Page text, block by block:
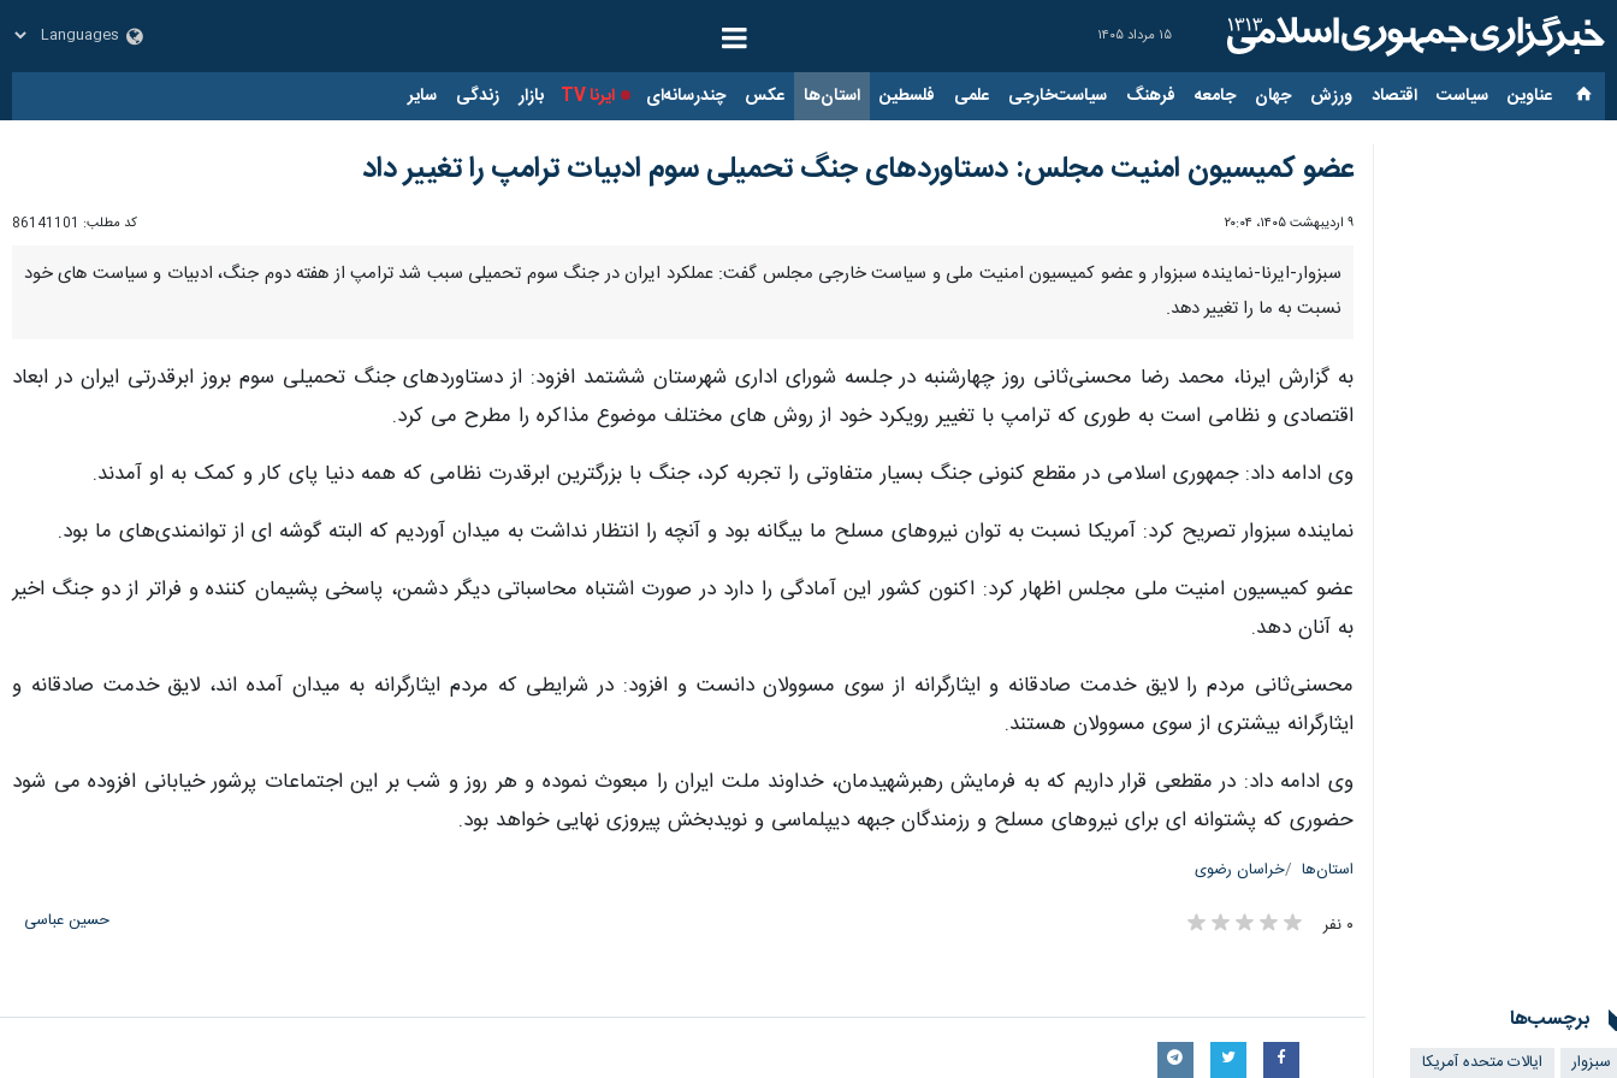
۱۵ مرداد ۱۴۰۵
عناوین‌ سیاست اقتصاد ورزش جهان جامعه فرهنگ سیاست‌خارجی علمی فلسطین استان‌ها عکس چندرسانه‌ای ایرنا TV بازار زندگی سایر
عضو کمیسیون امنیت مجلس: دستاوردهای جنگ تحمیلی سوم ادبیات ترامپ را تغییر داد
۹ اردیبهشت ۱۴۰۵، ۲۰:۰۴ کد مطلب: 86141101
سبزوار-ایرنا-نماینده سبزوار و عضو کمیسیون امنیت ملی و سیاست خارجی مجلس گفت: عملکرد ایران در جنگ سوم تحمیلی سبب شد ترامپ از هفته دوم جنگ، ادبیات و سیاست های خود
نسبت به ما را تغییر دهد.
به گزارش ایرنا، محمد رضا محسنی‌ثانی روز چهارشنبه در جلسه شورای اداری شهرستان ششتمد افزود: از دستاوردهای جنگ تحمیلی سوم بروز ابرقدرتی ایران در ابعاد
اقتصادی و نظامی است به طوری که ترامپ با تغییر رویکرد خود از روش های مختلف موضوع مذاکره را مطرح می کرد.
وی ادامه داد: جمهوری اسلامی در مقطع کنونی جنگ بسیار متفاوتی را تجربه کرد، جنگ با بزرگترین ابرقدرت نظامی که همه دنیا پای کار و کمک به او آمدند.
نماینده سبزوار تصریح کرد: آمریکا نسبت به توان نیروهای مسلح ما بیگانه بود و آنچه را انتظار نداشت به میدان آوردیم که البته گوشه ای از توانمندی‌های ما بود.
عضو کمیسیون امنیت ملی مجلس اظهار کرد: اکنون کشور این آمادگی را دارد در صورت اشتباه محاسباتی دیگر دشمن، پاسخی پشیمان کننده و فراتر از دو جنگ اخیر
به آنان دهد.
محسنی‌ثانی مردم را لایق خدمت صادقانه و ایثارگرانه از سوی مسوولان دانست و افزود: در شرایطی که مردم ایثارگرانه به میدان آمده اند، لایق خدمت صادقانه و
ایثارگرانه بیشتری از سوی مسوولان هستند.
وی ادامه داد: در مقطعی قرار داریم که به فرمایش رهبرشهیدمان، خداوند ملت ایران را مبعوث نموده و هر روز و شب بر این اجتماعات پرشور خیابانی افزوده می شود
حضوری که پشتوانه ای برای نیروهای مسلح و رزمندگان جبهه دیپلماسی و نویدبخش پیروزی نهایی خواهد بود.
استان‌ها خراسان رضوی
۰ نفر حسین عباسی
برچسب‌ها
سبزوار ایالات متحده آمریکا